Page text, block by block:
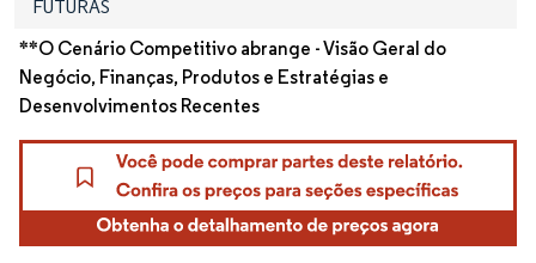
FUTURAS
**O Cenário Competitivo abrange - Visão Geral do
Negócio, Finanças, Produtos e Estratégias e
Desenvolvimentos Recentes